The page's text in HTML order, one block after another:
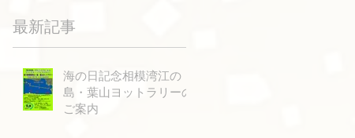
最新記事
海の日記念相模湾江の
島・葉山ヨットラリーの
ご案内